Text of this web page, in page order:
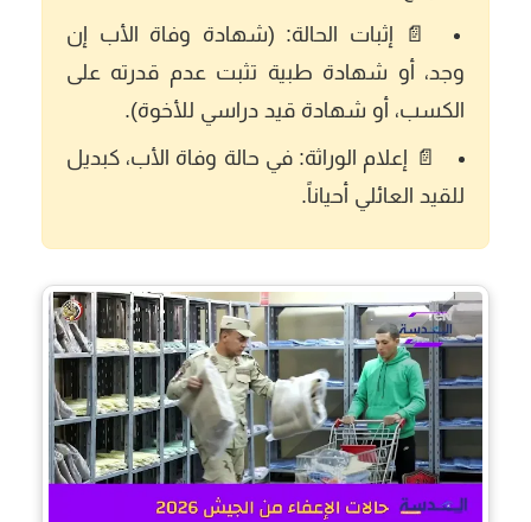
📄 إثبات الحالة: (شهادة وفاة الأب إن
وجد، أو شهادة طبية تثبت عدم قدرته على
الكسب، أو شهادة قيد دراسي للأخوة).
📄 إعلام الوراثة: في حالة وفاة الأب، كبديل
للقيد العائلي أحياناً.